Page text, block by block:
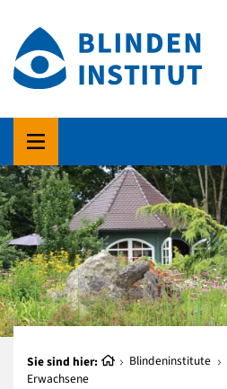
Sie sind hier: Blindeninstitute
Erwachsene